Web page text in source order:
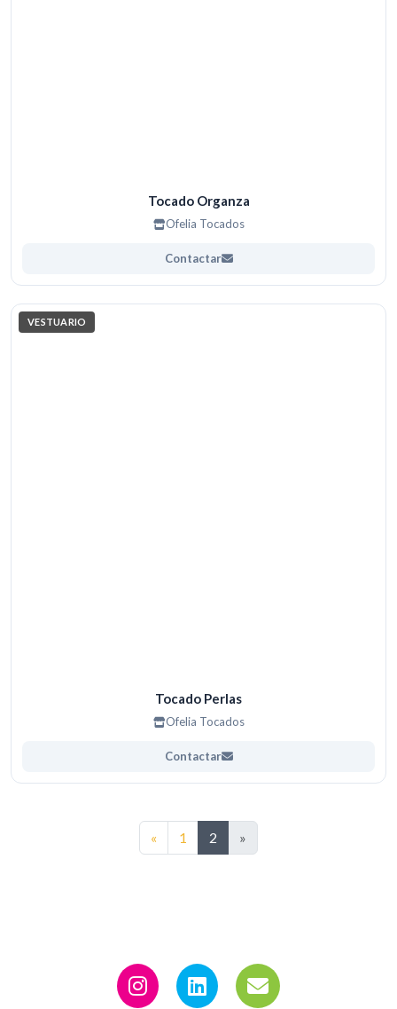
Tocado Organza
Ofelia Tocados
Contactar
VESTUARIO
Tocado Perlas
Ofelia Tocados
Contactar
« Anterior
1 2 »